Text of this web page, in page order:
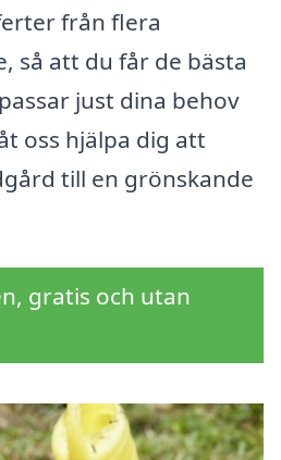
från flera
så att du får de bästa
just dina behov
oss hjälpa dig att
till en grönskande
gratis och utan